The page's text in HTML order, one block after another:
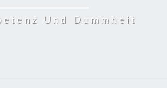
Und Dummheit